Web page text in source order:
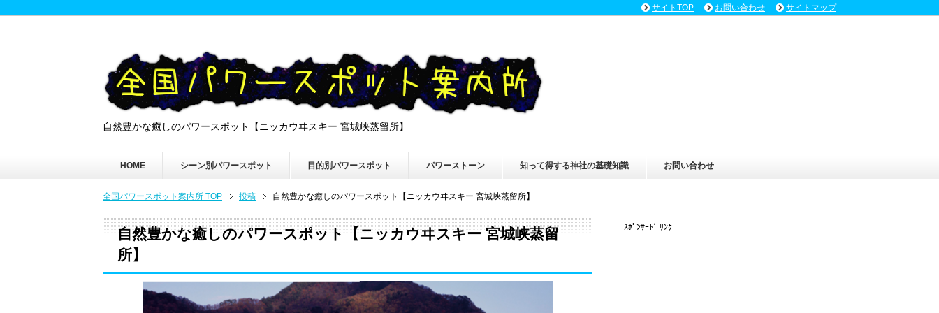
自然豊かな癒しのパワースポット【ニッカウヰスキー 宮城峡蒸留所】
HOME シーン別パワースポット 目的別パワースポット パワーストーン 知って得する神社の基礎知識 お問い合わせ
全国パワースポット案内所 TOP 投稿 自然豊かな癒しのパワースポット【ニッカウヰスキー 宮城峡蒸留所】
自然豊かな癒しのパワースポット【ニッカウヰスキー 宮城峡蒸留
所】
ｽﾎﾟﾝｻｰﾄﾞ ﾘﾝｸ
サイトTOP お問い合わせ サイトマップ